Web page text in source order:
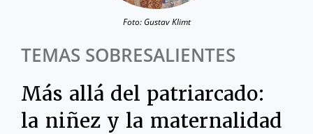
Foto: Gustav Klimt
TEMAS SOBRESALIENTES
Más allá del patriarcado:
la niñez y la maternalidad